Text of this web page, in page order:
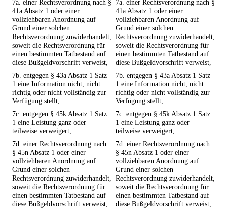
7a. einer Rechtsverordnung nach §
41a Absatz 1 oder einer
vollziehbaren Anordnung auf
Grund einer solchen
Rechtsverordnung zuwiderhandelt,
soweit die Rechtsverordnung für
einen bestimmten Tatbestand auf
diese Bußgeldvorschrift verweist,
7a. einer Rechtsverordnung nach §
41a Absatz 1 oder einer
vollziehbaren Anordnung auf
Grund einer solchen
Rechtsverordnung zuwiderhandelt,
soweit die Rechtsverordnung für
einen bestimmten Tatbestand auf
diese Bußgeldvorschrift verweist,
7b. entgegen § 43a Absatz 1 Satz
1 eine Information nicht, nicht
richtig oder nicht vollständig zur
Verfügung stellt,
7b. entgegen § 43a Absatz 1 Satz
1 eine Information nicht, nicht
richtig oder nicht vollständig zur
Verfügung stellt,
7c. entgegen § 45k Absatz 1 Satz
1 eine Leistung ganz oder
teilweise verweigert,
7c. entgegen § 45k Absatz 1 Satz
1 eine Leistung ganz oder
teilweise verweigert,
7d. einer Rechtsverordnung nach
§ 45n Absatz 1 oder einer
vollziehbaren Anordnung auf
Grund einer solchen
Rechtsverordnung zuwiderhandelt,
soweit die Rechtsverordnung für
einen bestimmten Tatbestand auf
diese Bußgeldvorschrift verweist,
7d. einer Rechtsverordnung nach
§ 45n Absatz 1 oder einer
vollziehbaren Anordnung auf
Grund einer solchen
Rechtsverordnung zuwiderhandelt,
soweit die Rechtsverordnung für
einen bestimmten Tatbestand auf
diese Bußgeldvorschrift verweist,